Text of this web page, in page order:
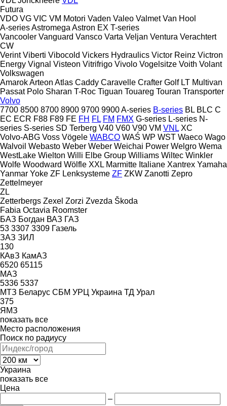
Futura
VDO VG VIC VM Motori Vaden Valeo Valmet Van Hool
A-seriesAstromega Astron EX T-series
Vancooler Vanguard Vansco Varta Veljan Ventura Verachtert
CW
Verint Viberti Vibocold Vickers Hydraulics Victor Reinz Victron
Energy Vignal Visteon Vitrifrigo Vivolo Vogelsitze Voith Volant
Volkswagen
AmarokArteon Atlas Caddy Caravelle Crafter Golf LT Multivan
Passat Polo Sharan T-Roc Tiguan Touareg Touran Transporter
Volvo
7700 8500 8700 8900 9700 9900A-series B-series BL BLC C
EC ECR F88 F89 FE FH FL FM FMX G-series L-series N-
series S-series SD Terberg V40 V60 V90 VM VNL XC
Volvo-ABG Voss Vögele WABCO WAŚ WP WST Waeco Wago
Walvoil Webasto Weber Weber Weichai Power Welgro Wema
WestLake Wielton Willi Elbe Group Williams Wiltec Winkler
Wolfe Woodward Wölfle XXL Marmitte Italiane Xantrex Yamaha
Yanmar Yoke ZF Lenksysteme ZF ZKW Zanotti Zepro
Zettelmeyer
ZL
Zetterbergs Zexel Zorzi Zvezda Škoda
Fabia Octavia Roomster
БАЗ Богдан ВАЗ ГАЗ
53 3307 3309 Газель
ЗАЗ ЗИЛ
130
КАвЗ КамАЗ
6520 65115
МАЗ
5336 5337
МТЗ Беларус СБМ УРЦ Украина ТД Урал
375
ЯМЗ
показать все
Место расположения
Поиск по радиусу
Украина
показать все
Цена
–